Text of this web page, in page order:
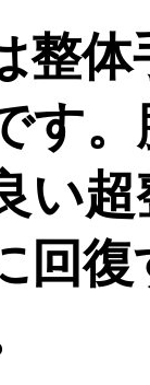
整
す
い
回